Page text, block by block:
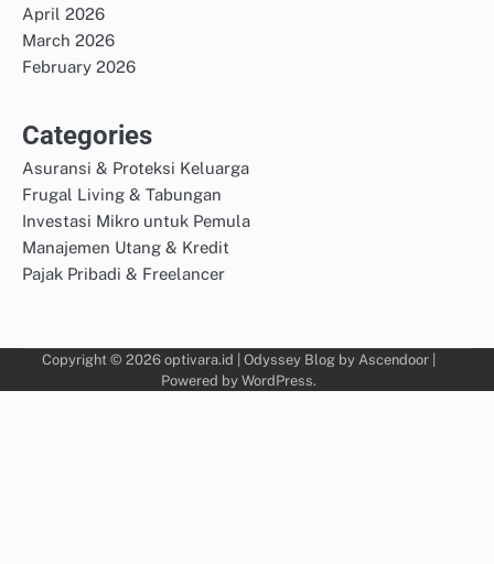
April 2026
March 2026
February 2026
Categories
Asuransi & Proteksi Keluarga
Frugal Living & Tabungan
Investasi Mikro untuk Pemula
Manajemen Utang & Kredit
Pajak Pribadi & Freelancer
Copyright © 2026 optivara.id | Odyssey Blog by Ascendoor|
Powered by WordPress.